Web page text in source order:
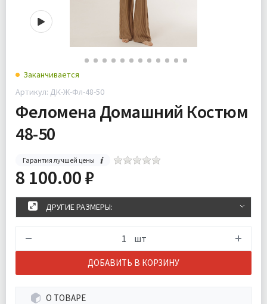
Заканчивается
Артикул: ДК-Ж-Фл-48-50
Феломена Домашний Костюм
48-50
Гарантия лучшей цены
8 100.00 ₽
ДРУГИЕ РАЗМЕРЫ:
шт
ДОБАВИТЬ В КОРЗИНУ
О ТОВАРЕ